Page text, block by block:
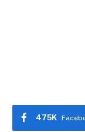
475K